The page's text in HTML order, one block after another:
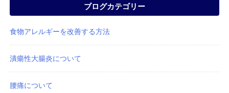
ブログカテゴリー
食物アレルギーを改善する方法
潰瘍性大腸炎について
腰痛について